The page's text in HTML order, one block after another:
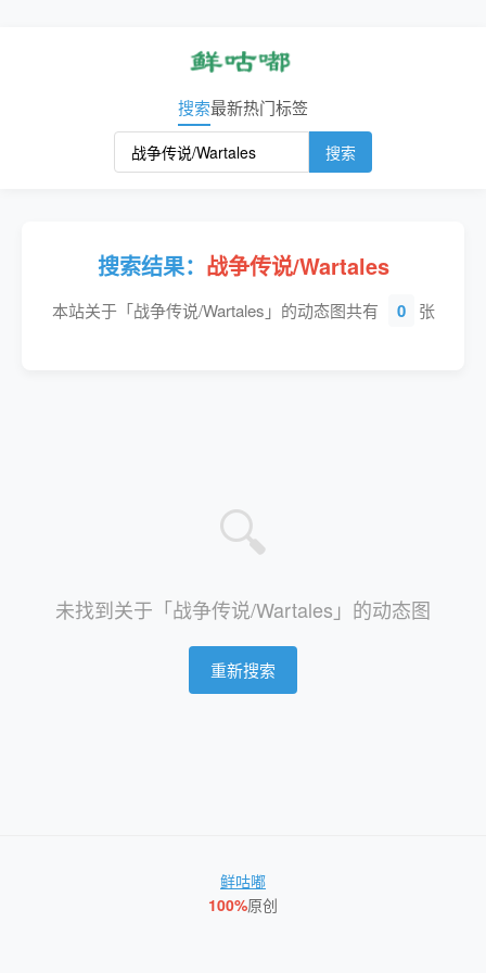
搜索最新热门标签
搜索
搜索结果： 战争传说/Wartales
本站关于「战争传说/Wartales」的动态图共有 0 张
🔍
未找到关于「战争传说/Wartales」的动态图
重新搜索
鲜咕嘟
100%原创